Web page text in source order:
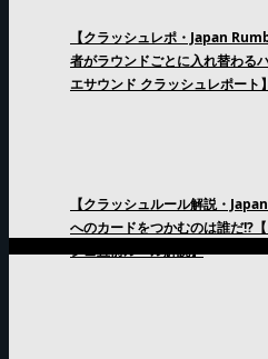
【クラッシュレポ・Japan
者がラウンドごとに入れ替わる
エサウンド クラッシュレポート】
【クラッシュルール解説・
へのカードをつかむのは誰だ!?
シュ直前ルール解説】